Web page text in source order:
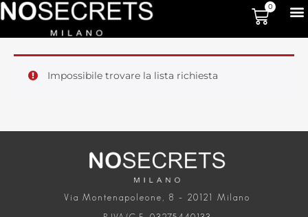
0
Impossibile trovare la lista richiesta
Via Montenapoleone, 8 – 20121 Milano